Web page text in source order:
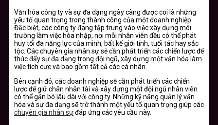
Văn hóa công ty và sự đa dạng ngày càng được coi là những
yếu tố quan trọng trong thành công của một doanh nghiệp.
Đặc biệt, các công ty đang tập trung vào việc xây dựng môi
trường làm việc hòa nhập, nơi mỗi nhân viên đều có thể phát
huy tối đa năng lực của mình, bất kể giới tính, tuổi tác hay sắc
tộc. Các chuyên gia nhân sự sẽ cần phát triển các chiến lược để
thúc đẩy sự đa dạng trong đội ngũ, xây dựng một văn hóa làm
việc tích cực và bao gồm tất cả các cá nhân.
Bên cạnh đó, các doanh nghiệp sẽ cần phát triển các chiến
lược để giữ chân nhân tài và xây dựng một đội ngũ nhân viên
có thể gắn bó lâu dài với công ty. Những kỹ năng quản lý văn
hóa và sự đa dạng sẽ trở thành một yếu tố quan trọng giúp các
chuyên gia nhân sựđáp ứng các yêu cầu này.